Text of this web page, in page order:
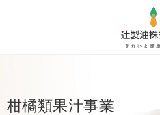
柑橘類果汁事業